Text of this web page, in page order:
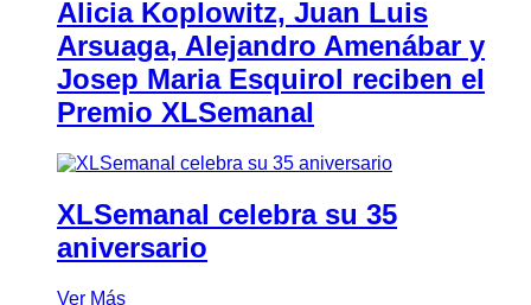
Alicia Koplowitz, Juan Luis
Arsuaga, Alejandro Amenábar y
Josep Maria Esquirol reciben el
Premio XLSemanal
XLSemanal celebra su 35
aniversario
Ver Más